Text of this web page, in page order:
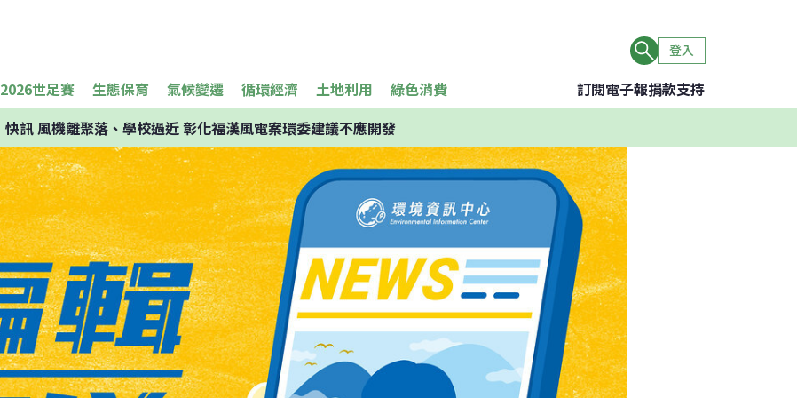
登入
2026世足賽 生態保育 氣候變遷 循環經濟 土地利用 綠色消費 訂閱電子報捐款支持
快訊風機離聚落、學校過近 彰化福漢風電案環委建議不應開發